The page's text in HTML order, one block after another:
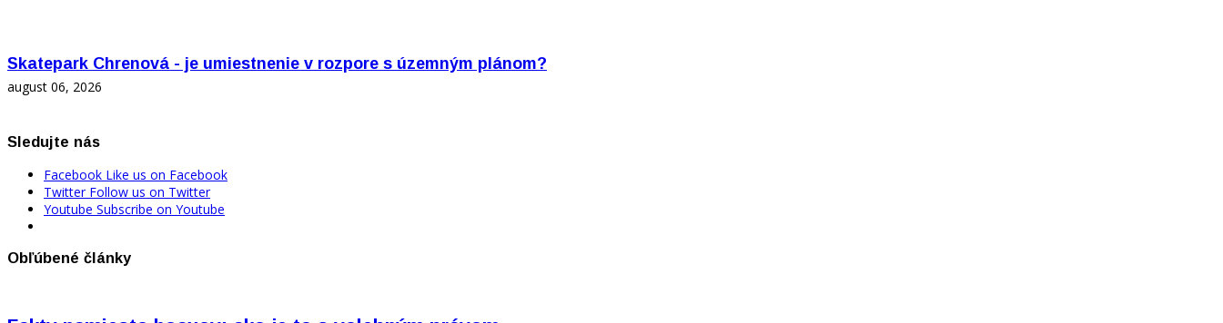
Skatepark Chrenová - je umiestnenie v rozpore s územným plánom?
august 06, 2026
Sledujte nás
Facebook Like us on Facebook
Twitter Follow us on Twitter
Youtube Subscribe on Youtube
Obľúbené články